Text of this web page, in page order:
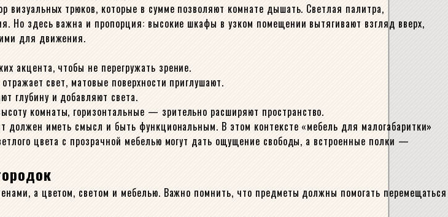
трюков, которые в сумме позволяют комнате дышать. Светлая палитра,
Но здесь важна и пропорция: высокие шкафы в узком помещении вытягивают взгляд вверх,
для движения.
акцента, чтобы не перегружать зрение.
свет, матовые поверхности приглушают.
глубину и добавляют света.
комнаты, горизонтальные — зрительно расширяют пространство.
иметь смысл и быть функциональным. В этом контексте «мебель для малогабаритки»
цвета с прозрачной мебелью могут дать ощущение свободы, а встроенные полки —
а цветом, светом и мебелью. Важно помнить, что предметы должны помогать перемещаться